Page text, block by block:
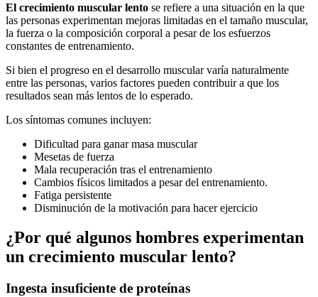
El crecimiento muscular lento se refiere a una situación en la que
las personas experimentan mejoras limitadas en el tamaño muscular,
la fuerza o la composición corporal a pesar de los esfuerzos
constantes de entrenamiento.
Si bien el progreso en el desarrollo muscular varía naturalmente
entre las personas, varios factores pueden contribuir a que los
resultados sean más lentos de lo esperado.
Los síntomas comunes incluyen:
Dificultad para ganar masa muscular
Mesetas de fuerza
Mala recuperación tras el entrenamiento
Cambios físicos limitados a pesar del entrenamiento.
Fatiga persistente
Disminución de la motivación para hacer ejercicio
¿Por qué algunos hombres experimentan
un crecimiento muscular lento?
Ingesta insuficiente de proteínas